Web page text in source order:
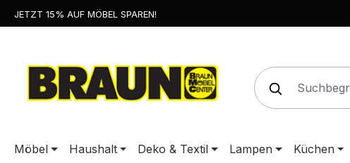
Zur Hauptnavigation springen
JETZT 15% AUF MÖBEL SPAREN!
Möbel Haushalt Deko & Textil Lampen Küchen